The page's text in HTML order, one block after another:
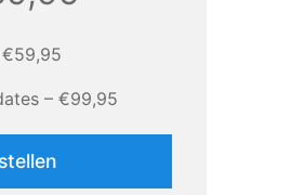
€59,95
– €99,95